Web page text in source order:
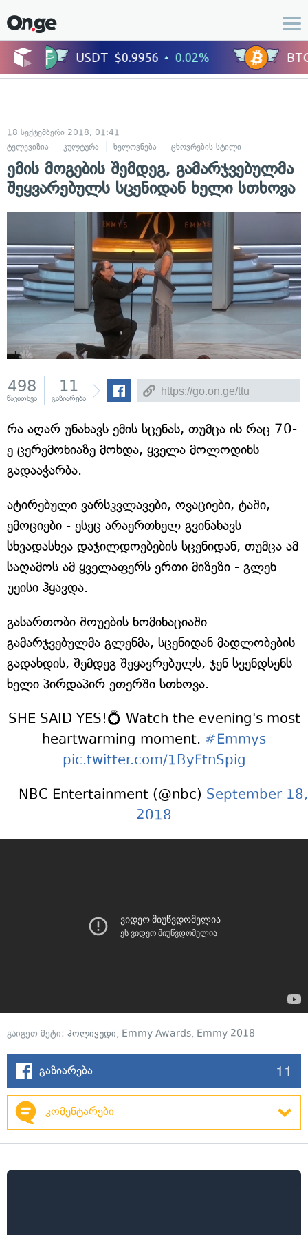
18 სექტემბერი 2018, 01:41
ტელევიზია
კულტურა ხელოვნება ცხოვრების სტილი
ემის მოგების შემდეგ, გამარჯვებულმა
შეყვარებულს სცენიდან ხელი სთხოვა
498
წაკითხვა
11
გაზიარება
რა აღარ უნახავს ემის სცენას, თუმცა ის რაც 70-
ე ცერემონიაზე მოხდა, ყველა მოლოდინს
გადააჭარბა.
ატირებული ვარსკვლავები, ოვაციები, ტაში,
ემოციები - ესეც არაერთხელ გვინახავს
სხვადასხვა დაჯილდოებების სცენიდან, თუმცა ამ
საღამოს ამ ყველაფერს ერთი მიზეზი - გლენ
უეისი ჰყავდა.
გასართობი შოუების ნომინაციაში
გამარჯვებულმა გლენმა, სცენიდან მადლობების
გადახდის, შემდეგ შეყავრებულს, ჯენ სვენდსენს
ხელი პირდაპირ ეთერში სთხოვა.
SHE SAID YES!💍 Watch the evening's most
heartwarming moment. #Emmys
pic.twitter.com/1ByFtnSpig
— NBC Entertainment (@nbc) September 18,
2018
გაიგეთ მეტი: ჰოლივუდი, Emmy Awards, Emmy 2018
გაზიარება 11
კომენტარები